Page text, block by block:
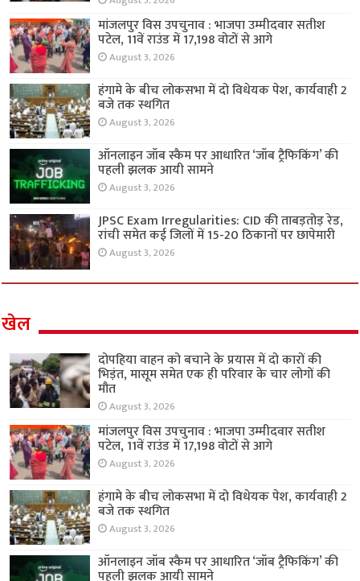
मांजलपुर विस उपचुनाव : भाजपा उम्मीदवार सतीश
पटेल, 11वें राउंड में 17,198 वोटों से आगे
August 3, 2026
हंगामे के बीच लोकसभा में दो विधेयक पेश, कार्यवाही 2
बजे तक स्थगित
August 3, 2026
ऑनलाइन जॉब स्कैम पर आधारित ‘जॉब ट्रैफिकिंग’ की
पहली झलक आयी सामने
August 3, 2026
JPSC Exam Irregularities: CID की ताबड़तोड़ रेड,
रांची समेत कई जिलों में 15-20 ठिकानों पर छापेमारी
August 3, 2026
खेल
दोपहिया वाहन को बचाने के प्रयास में दो कारों की
भिड़ंत, मासूम समेत एक ही परिवार के चार लोगों की
मौत
August 3, 2026
मांजलपुर विस उपचुनाव : भाजपा उम्मीदवार सतीश
पटेल, 11वें राउंड में 17,198 वोटों से आगे
August 3, 2026
हंगामे के बीच लोकसभा में दो विधेयक पेश, कार्यवाही 2
बजे तक स्थगित
August 3, 2026
ऑनलाइन जॉब स्कैम पर आधारित ‘जॉब ट्रैफिकिंग’ की
पहली झलक आयी सामने